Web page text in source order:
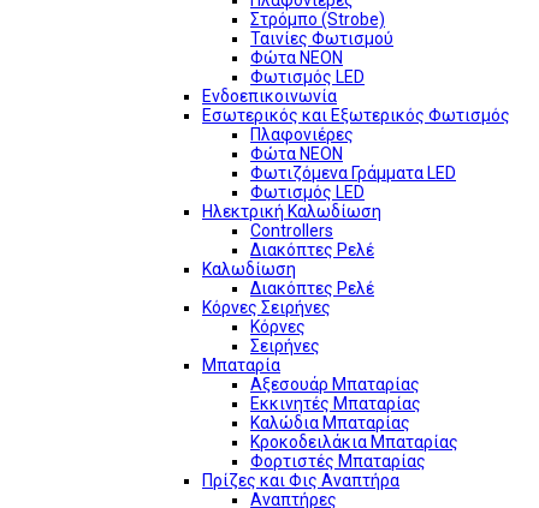
Στρόμπο (Strobe)
Ταινίες Φωτισμού
Φώτα NEON
Φωτισμός LED
Ενδοεπικοινωνία
Εσωτερικός και Εξωτερικός Φωτισμός
Πλαφονιέρες
Φώτα NEON
Φωτιζόμενα Γράμματα LED
Φωτισμός LED
Ηλεκτρική Καλωδίωση
Controllers
Διακόπτες Ρελέ
Καλωδίωση
Διακόπτες Ρελέ
Κόρνες Σειρήνες
Κόρνες
Σειρήνες
Μπαταρία
Αξεσουάρ Μπαταρίας
Εκκινητές Μπαταρίας
Καλώδια Μπαταρίας
Κροκοδειλάκια Μπαταρίας
Φορτιστές Μπαταρίας
Πρίζες και Φις Αναπτήρα
Αναπτήρες